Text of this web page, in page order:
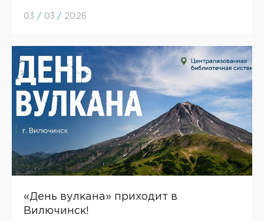
03 / 03 / 2026
«День вулкана» приходит в
Вилючинск!